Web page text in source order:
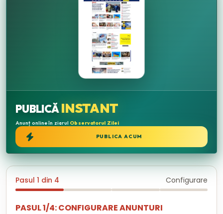
PUBLICĂINSTANT
Anunț online în ziarul Observatorul Zilei
PUBLICA ACUM
Pasul 1 din 4 Configurare
PASUL 1/4: CONFIGURARE ANUNTURI